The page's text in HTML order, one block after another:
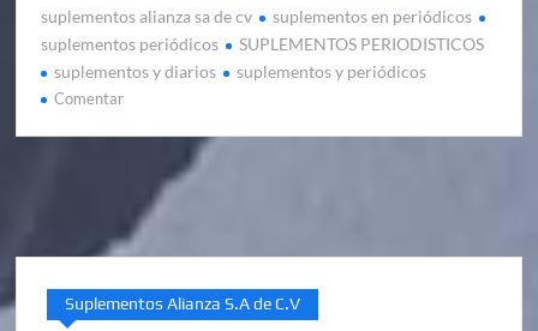
suplementos alianza sa de cv
suplementos en periódicos
suplementos periódicos
SUPLEMENTOS PERIODISTICOS
suplementos y diarios
suplementos y periódicos
Comentaren
México
Suplementos
Alianza
de
Suplementos Alianza S.A de C.V